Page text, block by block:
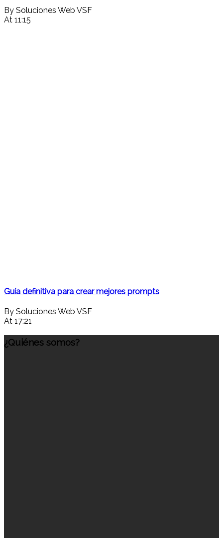
By Soluciones Web VSF
At 11:15
Guía definitiva para crear mejores prompts
By Soluciones Web VSF
At 17:21
¿Quiénes somos?